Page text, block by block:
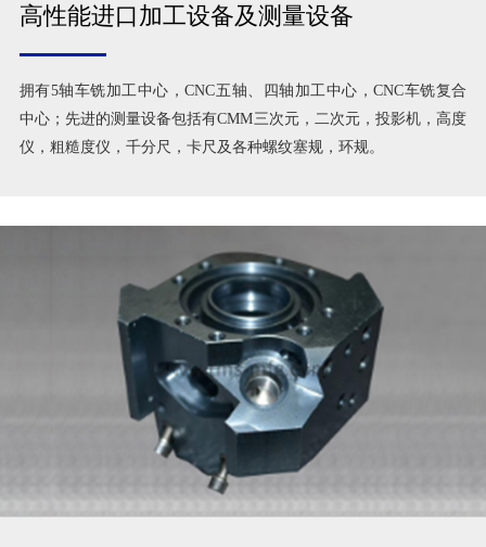
高性能进口加工设备及测量设备
拥有5轴车铣加工中心，CNC五轴、四轴加工中心，CNC车铣复合
中心；先进的测量设备包括有CMM三次元，二次元，投影机，高度
仪，粗糙度仪，千分尺，卡尺及各种螺纹塞规，环规。